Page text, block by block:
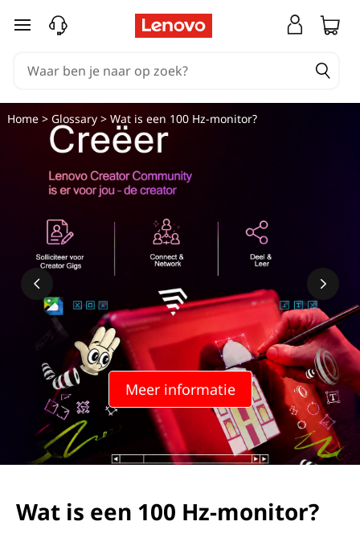
W
m
Ga naar de hoofdinhoud
Meer informatie
Home> Glossary> Wat is een 100 Hz-monitor?
Wat is een 100 Hz-monitor?